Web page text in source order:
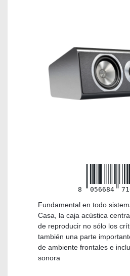
8 056684
Fundamental en todo
Casa, la caja acústica
de reproducir no sólo los
también una parte
de ambiente frontales e
sonora